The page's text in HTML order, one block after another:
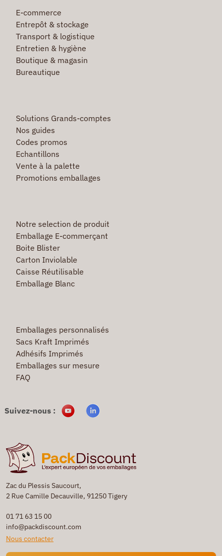
Zac du Plessis Saucourt,
2 Rue Camille Decauville, 91250 Tigery
01 71 63 15 00
info@packdiscount.com
Nous contacter
E-commerce
Entrepôt & stockage
Transport & logistique
Entretien & hygiène
Boutique & magasin
Bureautique
Solutions Grands-comptes
Nos guides
Codes promos
Echantillons
Vente à la palette
Promotions emballages
Notre selection de produit
Emballage E-commerçant
Boite Blister
Carton Inviolable
Caisse Réutilisable
Emballage Blanc
Emballages personnalisés
Sacs Kraft Imprimés
Adhésifs Imprimés
Emballages sur mesure
FAQ
Suivez-nous :